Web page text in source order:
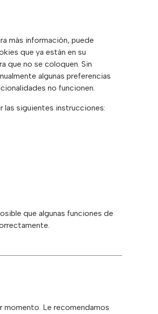
más información, puede
que ya están en su
que no se coloquen. Sin
algunas preferencias
no funcionen.
las siguientes instrucciones:
que algunas funciones de
momento. Le recomendamos